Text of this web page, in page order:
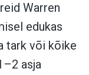
Warren
edukas
tark või kõike
asja